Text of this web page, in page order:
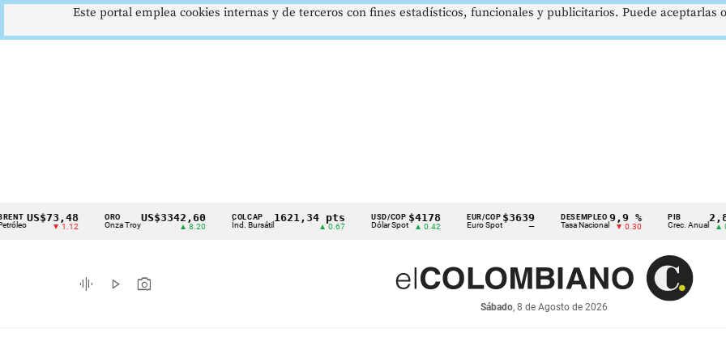
Cintillo
indicadores
económicos
▼ 1.12
ORO
Onza Troy
US$3342,60 COLCAP
Índ. Bursátil
1621,34 pts USD/COP
Dólar Spot
$4178
▲ 0.42
EUR/COP
Euro Spot
$3639
—
DESEMPLEO
Tasa Nacional
9,9 %
▼ 0.30
PIB
Crec. Anual
2,8 %
▲ 0.10
graphic_eq play_arrow photo_camera
Sábado, 8 de Agosto de 2026
Este portal emplea cookies internas y de terceros con fines estadísticos, funcionales y publicitarios. Puede aceptarlas